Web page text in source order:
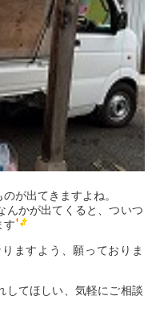
が出てきますよね。
んかが出てくると、ついつ
す
ますよう、願っておりま
してほしい、気軽にご相談